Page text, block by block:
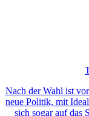
Nach der Wahl ist
neue Politik, mit
sich sogar auf das